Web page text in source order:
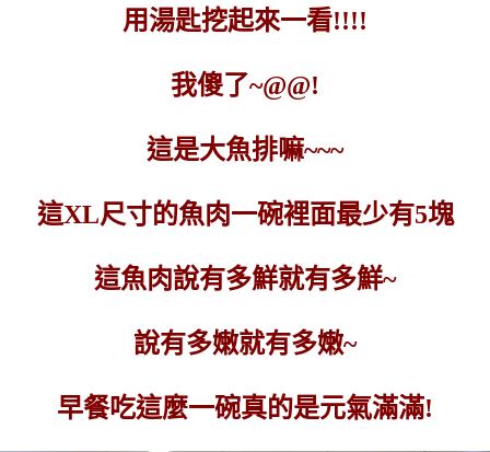
用湯匙挖起來一看!!!!
我傻了~@@!
這是大魚排嘛~~~
這XL尺寸的魚肉一碗裡面最少有5塊
這魚肉說有多鮮就有多鮮~
說有多嫩就有多嫩~
早餐吃這麼一碗真的是元氣滿滿!